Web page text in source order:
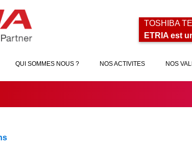
TOSHIBA
ETRIA est
QUI SOMMES NOUS ? NOS ACTIVITES NOS